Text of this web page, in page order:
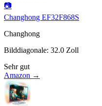
📷
Changhong EF32F868S
Changhong
Bilddiagonale: 32.0 Zoll
Sehr gut
Amazon →